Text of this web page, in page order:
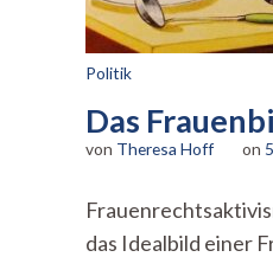
Politik
Das
von Theresa Hoff on
das Idealbild einer